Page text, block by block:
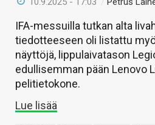
IFA-messuilla tutkan alta
tiedotteeseen oli listattu
näyttöjä, lippulaivatason
edullisemman pään Lenovo
pelitietokone.
Lue lisää